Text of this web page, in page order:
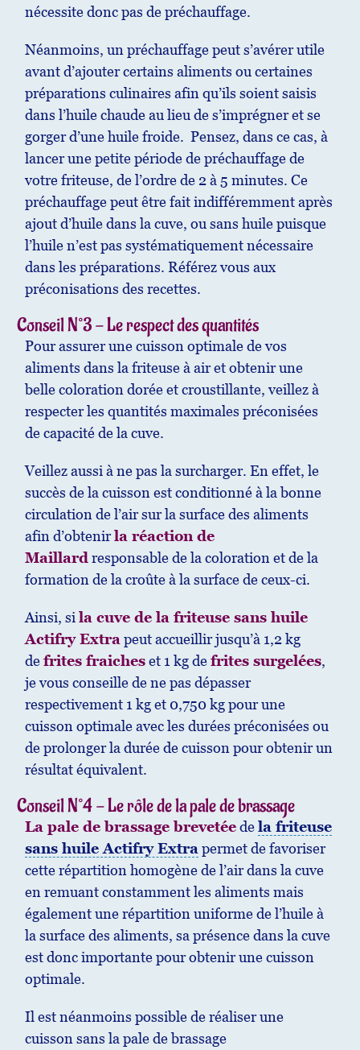
nécessite donc pas de préchauffage.
Néanmoins, un préchauffage peut s’avérer utile
avant d’ajouter certains aliments ou certaines
préparations culinaires afin qu’ils soient saisis
dans l’huile chaude au lieu de s’imprégner et se
gorger d’une huile froide. Pensez, dans ce cas, à
lancer une petite période de préchauffage de
votre friteuse, de l’ordre de 2 à 5 minutes. Ce
préchauffage peut être fait indifféremment après
ajout d’huile dans la cuve, ou sans huile puisque
l’huile n’est pas systématiquement nécessaire
dans les préparations. Référez vous aux
préconisations des recettes.
Conseil N°3 - Le respect des quantités
Pour assurer une cuisson optimale de vos
aliments dans la friteuse à air et obtenir une
belle coloration dorée et croustillante, veillez à
respecter les quantités maximales préconisées
de capacité de la cuve.
Veillez aussi à ne pas la surcharger. En effet, le
succès de la cuisson est conditionné à la bonne
circulation de l’air sur la surface des aliments
afin d’obtenirla réaction de
Maillard responsable de la coloration et de la
formation de la croûte à la surface de ceux-ci.
Ainsi, sila cuve de la friteuse sans huile
Actifry Extra peut accueillir jusqu’à 1,2 kg
defrites fraicheset 1 kg defrites surgelées,
je vous conseille de ne pas dépasser
respectivement 1 kg et 0,750 kg pour une
cuisson optimale avec les durées préconisées ou
de prolonger la durée de cuisson pour obtenir un
résultat équivalent.
Conseil N°4 - Le rôle de la pale de brassage
La pale de brassage brevetéedela friteuse
sans huile Actifry Extra permet de favoriser
cette répartition homogène de l’air dans la cuve
en remuant constamment les aliments mais
également une répartition uniforme de l’huile à
la surface des aliments, sa présence dans la cuve
est donc importante pour obtenir une cuisson
optimale.
Il est néanmoins possible de réaliser une
cuisson sans la pale de brassage